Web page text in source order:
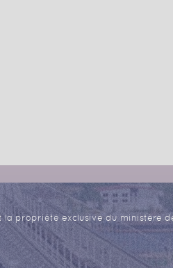
la propriété exclusive du ministère